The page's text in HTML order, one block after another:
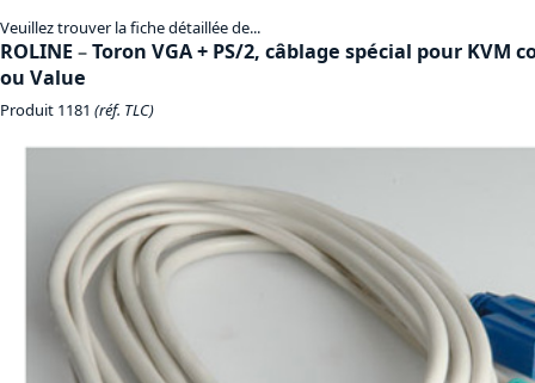
Veuillez trouver la fiche détaillée de...
ROLINE–Toron VGA + PS/2, câblage spécial pour KVM
ou Value
Produit 1181 (réf. TLC)